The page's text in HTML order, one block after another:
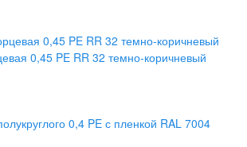
0,45 PE RR 32 темно-коричневый